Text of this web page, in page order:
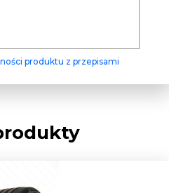
produktu z przepisami